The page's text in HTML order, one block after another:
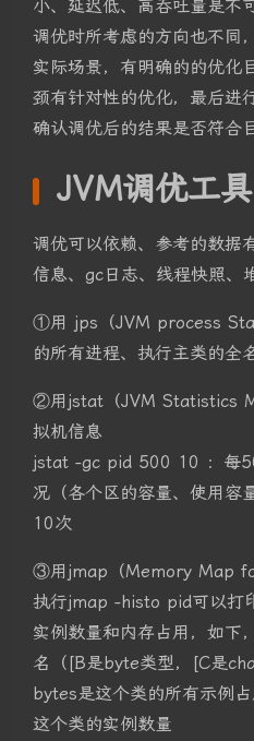
小、延迟低、高吞吐量是不
调优时所考虑的方向也不同
实际场景，有明确的的优化
颈有针对性的优化，最后进
确认调优后的结果是否符合
JVM调优工具
调优可以依赖、参考的数据
信息、gc日志、线程快照、
①用 jps（JVM process
的所有进程、执行主类的全
②用jstat（JVM Statistics
拟机信息
jstat -gc pid 500 10 ：每
况（各个区的容量、使用容
10次
③用jmap（Memory Map
执行jmap -histo pid可以打
实例数量和内存占用，如下
名（[B是byte类型，[C是
bytes是这个类的所有示例
这个类的实例数量